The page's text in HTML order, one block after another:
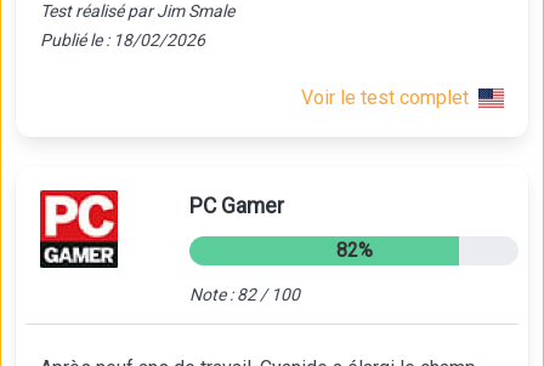
Test réalisé par Jim Smale
Publié le : 18/02/2026
Voir le test complet
PC Gamer
82%
Note : 82 / 100